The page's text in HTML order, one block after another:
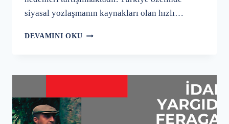
siyasal yozlaşmanın kaynakları olan hızlı…
DEVAMINI OKU SİYASAL